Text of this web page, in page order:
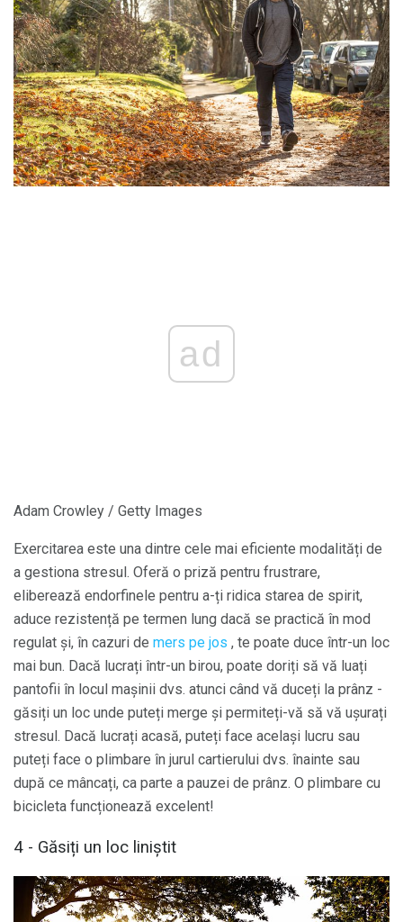
ad
Adam Crowley / Getty Images
Exercitarea este una dintre cele mai eficiente modalități de
a gestiona stresul. Oferă o priză pentru frustrare,
eliberează endorfinele pentru a-ți ridica starea de spirit,
aduce rezistență pe termen lung dacă se practică în mod
regulat și, în cazuri de mers pe jos , te poate duce într-un loc
mai bun. Dacă lucrați într-un birou, poate doriți să vă luați
pantofii în locul mașinii dvs. atunci când vă duceți la prânz -
găsiți un loc unde puteți merge și permiteți-vă să vă ușurați
stresul. Dacă lucrați acasă, puteți face același lucru sau
puteți face o plimbare în jurul cartierului dvs. înainte sau
după ce mâncați, ca parte a pauzei de prânz. O plimbare cu
bicicleta funcționează excelent!
4 - Găsiți un loc liniștit